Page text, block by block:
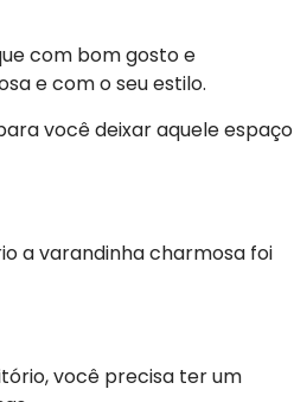
com bom gosto e
e com o seu estilo.
você deixar aquele espaço
a varandinha charmosa foi
você precisa ter um